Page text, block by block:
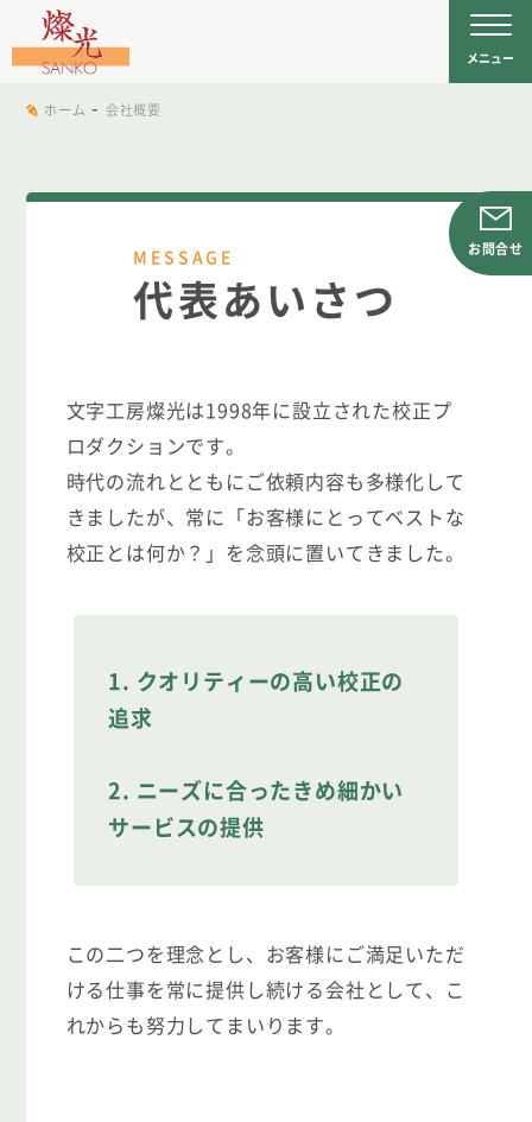
文字工房燦光 メニュー
お問合せ
ホーム - 会社概要
MESSAGE
代表あいさつ
文字工房燦光は1998年に設立された校正プ
ロダクションです。
時代の流れとともにご依頼内容も多様化して
きましたが、常に「お客様にとってベストな
校正とは何か？」を念頭に置いてきました。
1. クオリティーの高い校正の
追求
2. ニーズに合ったきめ細かい
サービスの提供
この二つを理念とし、お客様にご満足いただ
ける仕事を常に提供し続ける会社として、こ
れからも努力してまいります。